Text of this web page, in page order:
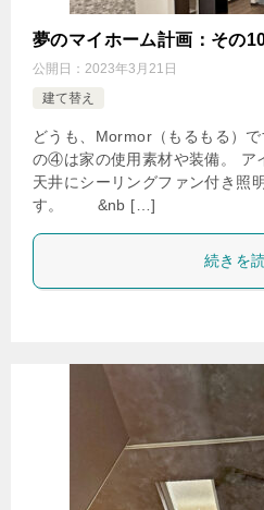
夢のマイホーム計画：その
公開日： 2023年3月21日
建て替え
どうも、Mormor（もるもる）
の④は家の使用素材や装備。 ア
天井にシーリングファン付き照
す。 &nb […]
続きを